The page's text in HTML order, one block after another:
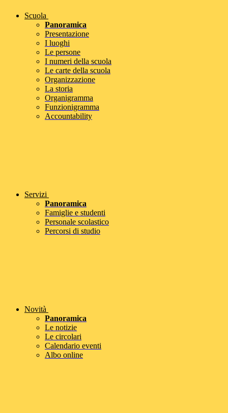
Scuola
Panoramica
Presentazione
I luoghi
Le persone
I numeri della scuola
Le carte della scuola
Organizzazione
La storia
Organigramma
Funzionigramma
Accountability
Servizi
Panoramica
Famiglie e studenti
Personale scolastico
Percorsi di studio
Novità
Panoramica
Le notizie
Le circolari
Calendario eventi
Albo online